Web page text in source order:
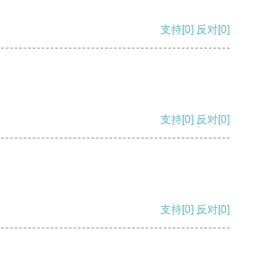
支持[0] 反对[0]
支持[0] 反对[0]
支持[0] 反对[0]